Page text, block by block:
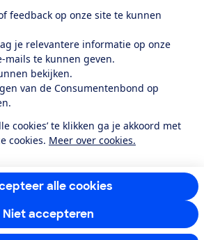
feedback op onze site te kunnen
je relevantere informatie op onze
mails te kunnen geven.
bekijken.
van de Consumentenbond op
cookies’ te klikken ga je akkoord met
cookies. Meer over cookies.
alle cookies
Niet accepteren
Privacyverklaring
Toegankelijkheid
feed nieuws
Facebook
TwitterInstagram
YoutubeLinkedIn
de Consumentenbondmet gemiddeld